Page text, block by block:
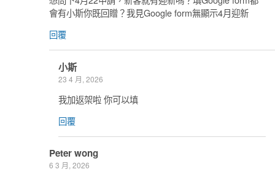
會有小斯你既回贈？我見Google form無顯示4月迎新
回覆
小斯
23 4 月, 2026
我加返架啦 你可以填
回覆
Peter wong
6 3 月, 2026